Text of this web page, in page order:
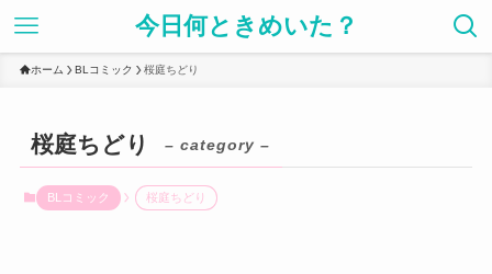
今日何ときめいた？
ホーム BLコミック 桜庭ちどり
桜庭ちどり – category –
BLコミック 桜庭ちどり